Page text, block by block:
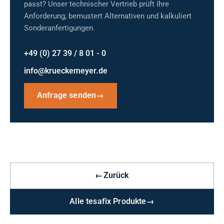
passt? Unser technischer Vertrieb prüft Ihre
Anforderung, bemustert Alternativen und kalkuliert
Sonderanfertigungen.
+49 (0) 27 39 / 8 01 - 0
info@krueckemeyer.de
Anfrage senden→
←Zurück
Alle tesafix Produkte→